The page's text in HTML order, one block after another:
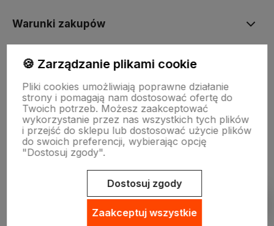
Warunki zakupów
INNE
🍪 Zarządzanie plikami cookie
Pliki cookies umożliwiają poprawne działanie
strony i pomagają nam dostosować ofertę do
Twoich potrzeb. Możesz zaakceptować
wykorzystanie przez nas wszystkich tych plików
i przejść do sklepu lub dostosować użycie plików
do swoich preferencji, wybierając opcję
"Dostosuj zgody".
Dostosuj zgody
Zaakceptuj wszystkie